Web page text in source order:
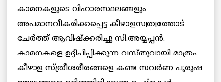
കാമനകളുടെ വിഹാരസ്ഥലങ്ങളും
അപമാനവീകരിക്കപ്പെട്ട കീഴാളസ്വത്വത്തോട്
ചേര്‍ത്ത് ആവിഷ്ക്കരിച്ചു സി.അയ്യപ്പന്‍.
കാമനകളെ ഉദ്ദീപിപ്പിക്കുന്ന വസ്തുവായി മാത്രം
കീഴാള സ്ത്രീശരീരങ്ങളെ കണ്ട സവര്‍ണ പുരുഷ